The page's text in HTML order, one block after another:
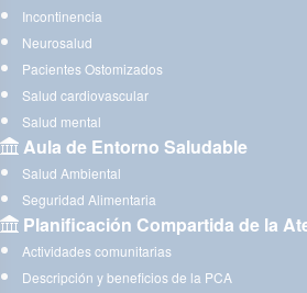
Incontinencia
Neurosalud
Pacientes Ostomizados
Salud cardiovascular
Salud mental
Aula de Entorno Saludable
Salud Ambiental
Seguridad Alimentaria
Planificación Compartida de la
Actividades comunitarias
Descripción y beneficios de la PCA